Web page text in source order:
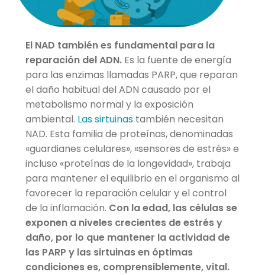
El NAD también es fundamental para la
reparación del ADN.Es la fuente de energía
para las enzimas llamadas PARP, que reparan
el daño habitual del ADN causado por el
metabolismo normal y la exposición
ambiental. Las sirtuinastambién necesitan
NAD. Esta familia de proteínas, denominadas
«guardianes celulares», «sensores de estrés» e
incluso «proteínas de la longevidad», trabaja
para mantener el equilibrio en el organismo al
favorecer la reparación celular y el control
de la inflamación. Con la edad, las células se
exponen a niveles crecientes de estrés y
daño, por lo que mantener la actividad de
las PARP y las sirtuinas en óptimas
condiciones es, comprensiblemente, vital.